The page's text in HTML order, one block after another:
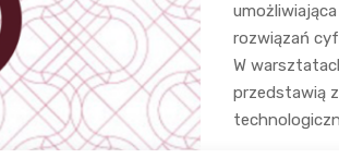
rozwiązań
W
przedstawią